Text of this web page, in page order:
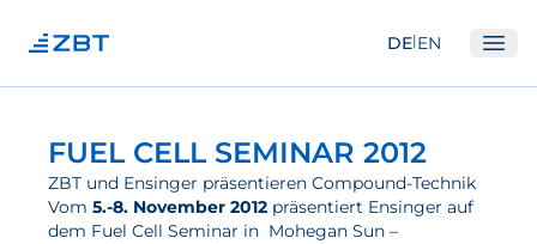
DE|EN
Über Uns
Abteilungen
FUEL CELL SEMINAR 2012
ZBT und Ensinger präsentieren Compound-Technik
Vom 5.-8. November 2012 präsentiert Ensinger auf
dem Fuel Cell Seminar in Mohegan Sun –